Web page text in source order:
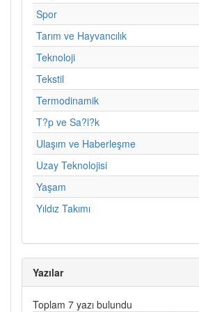
Spor
Tarım ve Hayvancılık
Teknoloji
Tekstil
Termodinamik
T?p ve Sa?l?k
Ulaşım ve Haberleşme
Uzay Teknolojisi
Yaşam
Yıldız Takımı
Yazılar
Toplam 7 yazı bulundu